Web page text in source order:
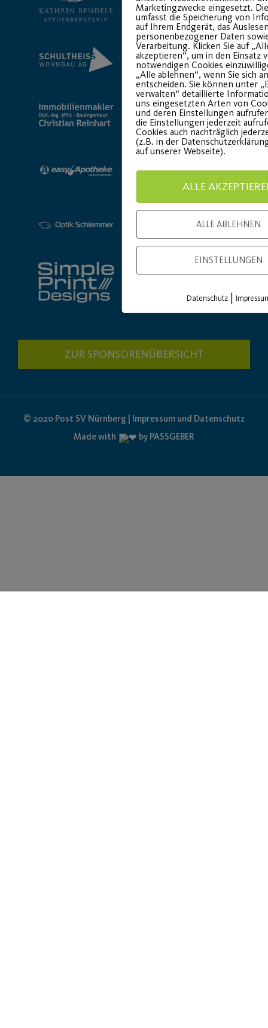
ZUR SPONSORENÜBERSICHT
© 2020 Post SV Nürnberg | Impressum und Datenschutz
Made with
by PASSGEBER
Marketingzwecke eingesetzt.
umfasst die Speicherung von
auf Ihrem Endgerät, das
personenbezogener Daten
Verarbeitung. Klicken Sie auf
akzeptieren“, um in den Einsatz
notwendigen Cookies
„Alle ablehnen“, wenn Sie sich
entscheiden. Sie können unter
verwalten“ detaillierte
uns eingesetzten Arten von
und deren Einstellungen
die Einstellungen jederzeit
Cookies auch nachträglich
(z.B. in der
auf unserer Webseite).
ALLE
ALLE ABLEHNEN
EINSTELLUNGEN
Datenschutz|